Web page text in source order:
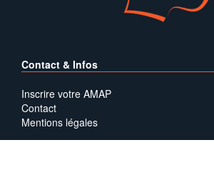
Contact & Infos
Inscrire votre AMAP
Contact
Mentions légales